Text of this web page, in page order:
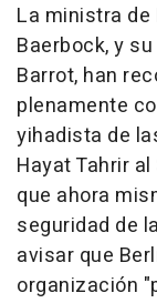
La ministra de
Baerbock, y
Barrot, han
plenamente
yihadista de
Hayat Tahrir
que ahora
seguridad de
avisar que
organización